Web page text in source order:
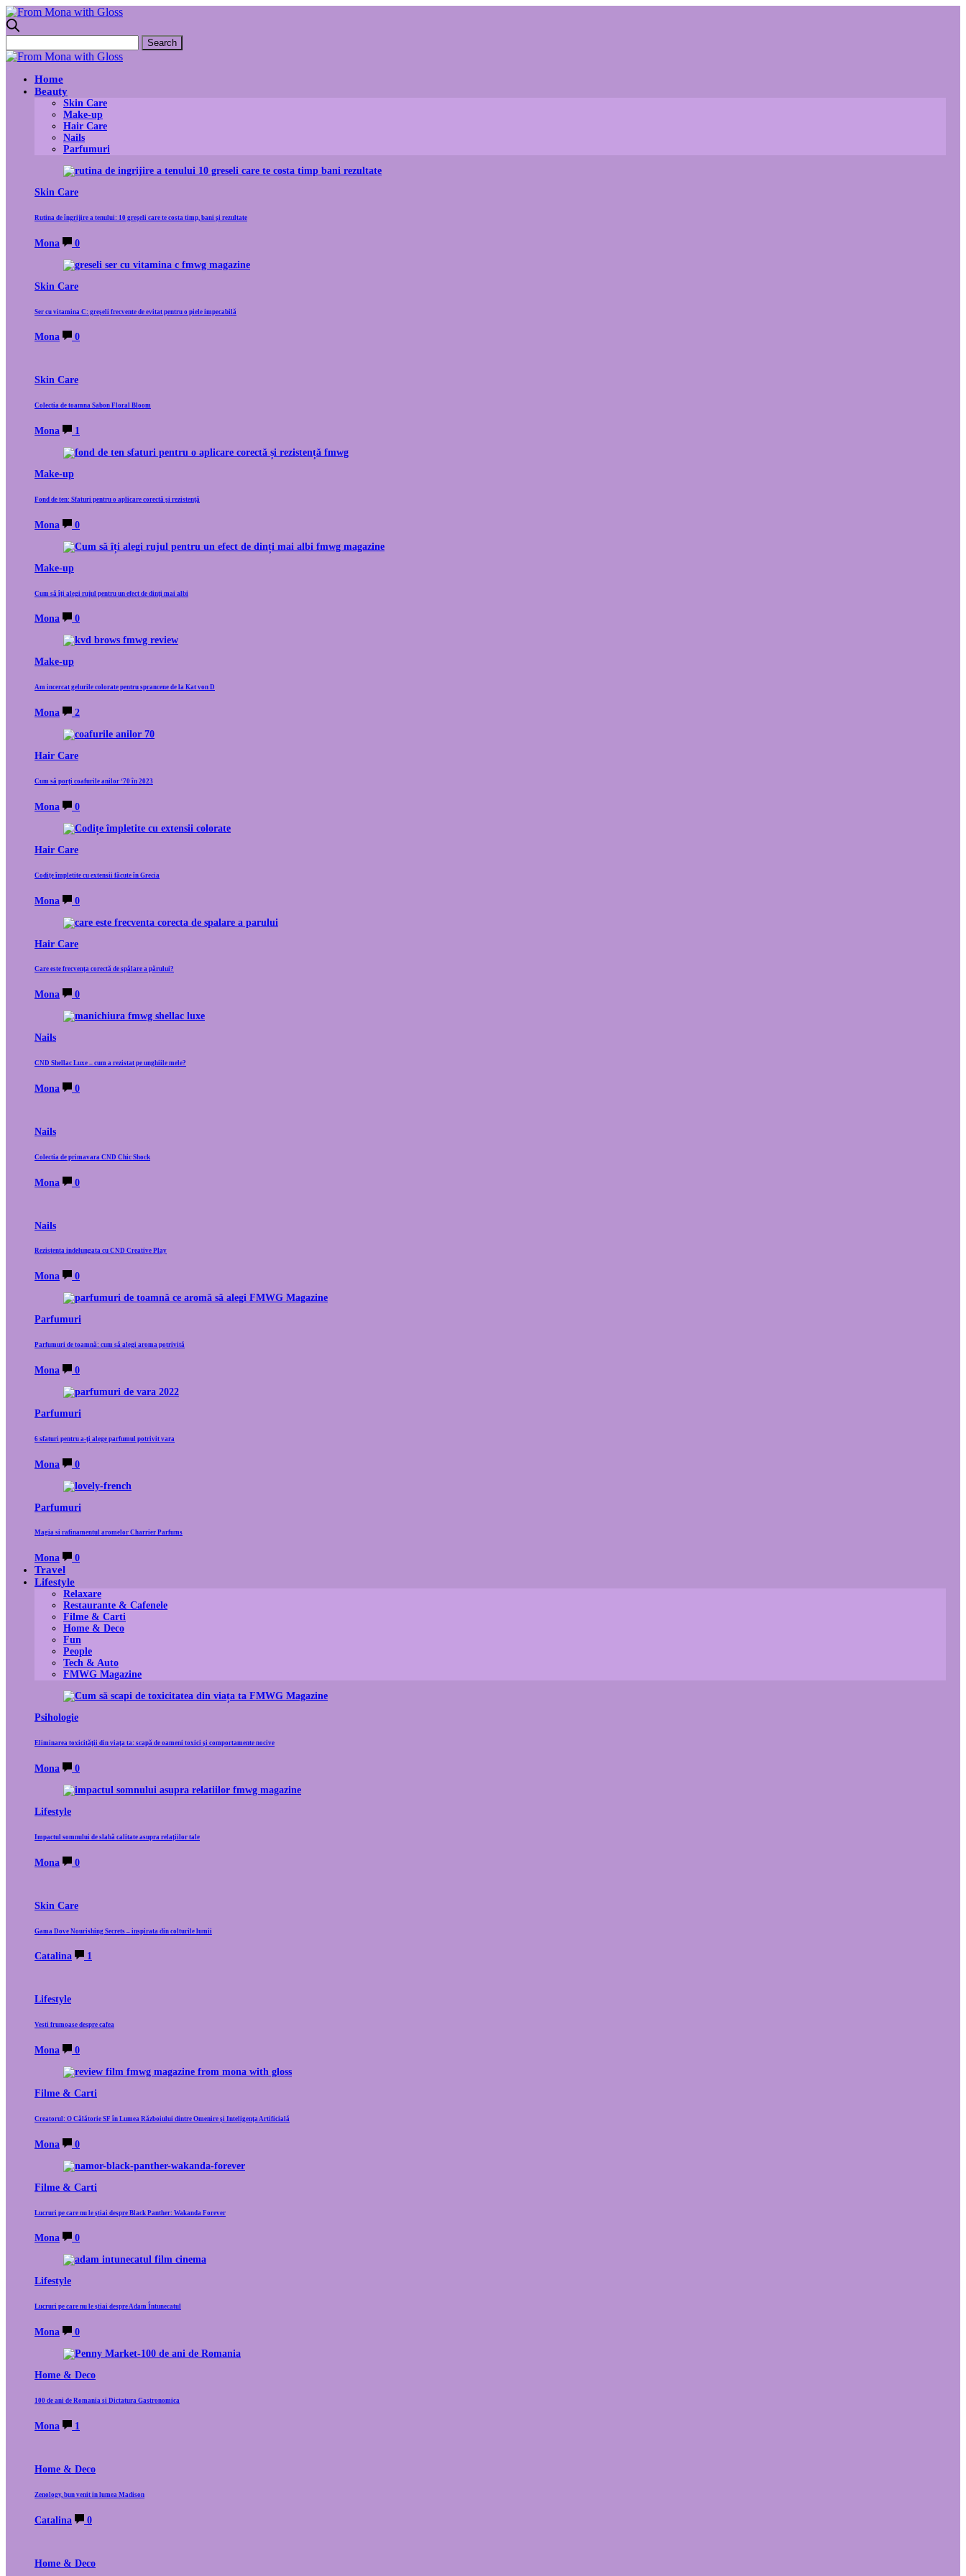
Home
Beauty
Skin Care
Make-up
Hair Care
Nails
Parfumuri
Skin Care
Rutina de îngrijire a tenului: 10 greșeli care te costa timp, bani și rezultate
Mona 0
Skin Care
Ser cu vitamina C: greșeli frecvente de evitat pentru o piele impecabilă
Mona 0
Skin Care
Colectia de toamna Sabon Floral Bloom
Mona 1
Make-up
Fond de ten: Sfaturi pentru o aplicare corectă și rezistență
Mona 0
Make-up
Cum să îți alegi rujul pentru un efect de dinți mai albi
Mona 0
Make-up
Am incercat gelurile colorate pentru sprancene de la Kat von D
Mona 2
Hair Care
Cum să porți coafurile anilor ‘70 în 2023
Mona 0
Hair Care
Codițe împletite cu extensii făcute în Grecia
Mona 0
Hair Care
Care este frecvența corectă de spălare a părului?
Mona 0
Nails
CND Shellac Luxe – cum a rezistat pe unghiile mele?
Mona 0
Nails
Colectia de primavara CND Chic Shock
Mona 0
Nails
Rezistenta indelungata cu CND Creative Play
Mona 0
Parfumuri
Parfumuri de toamnă: cum să alegi aroma potrivită
Mona 0
Parfumuri
6 sfaturi pentru a-ți alege parfumul potrivit vara
Mona 0
Parfumuri
Magia si rafinamentul aromelor Charrier Parfums
Mona 0
Travel
Lifestyle
Relaxare
Restaurante & Cafenele
Filme & Carti
Home & Deco
Fun
People
Tech & Auto
FMWG Magazine
Psihologie
Eliminarea toxicității din viața ta: scapă de oameni toxici și comportamente nocive
Mona 0
Lifestyle
Impactul somnului de slabă calitate asupra relațiilor tale
Mona 0
Skin Care
Gama Dove Nourishing Secrets – inspirata din colturile lumii
Catalina 1
Lifestyle
Vesti frumoase despre cafea
Mona 0
Filme & Carti
Creatorul: O Călătorie SF în Lumea Războiului dintre Omenire și Inteligența Artificială
Mona 0
Filme & Carti
Lucruri pe care nu le știai despre Black Panther: Wakanda Forever
Mona 0
Lifestyle
Lucruri pe care nu le știai despre Adam Întunecatul
Mona 0
Home & Deco
100 de ani de Romania si Dictatura Gastronomica
Mona 1
Home & Deco
Zenology, bun venit in lumea Madison
Catalina 0
Home & Deco